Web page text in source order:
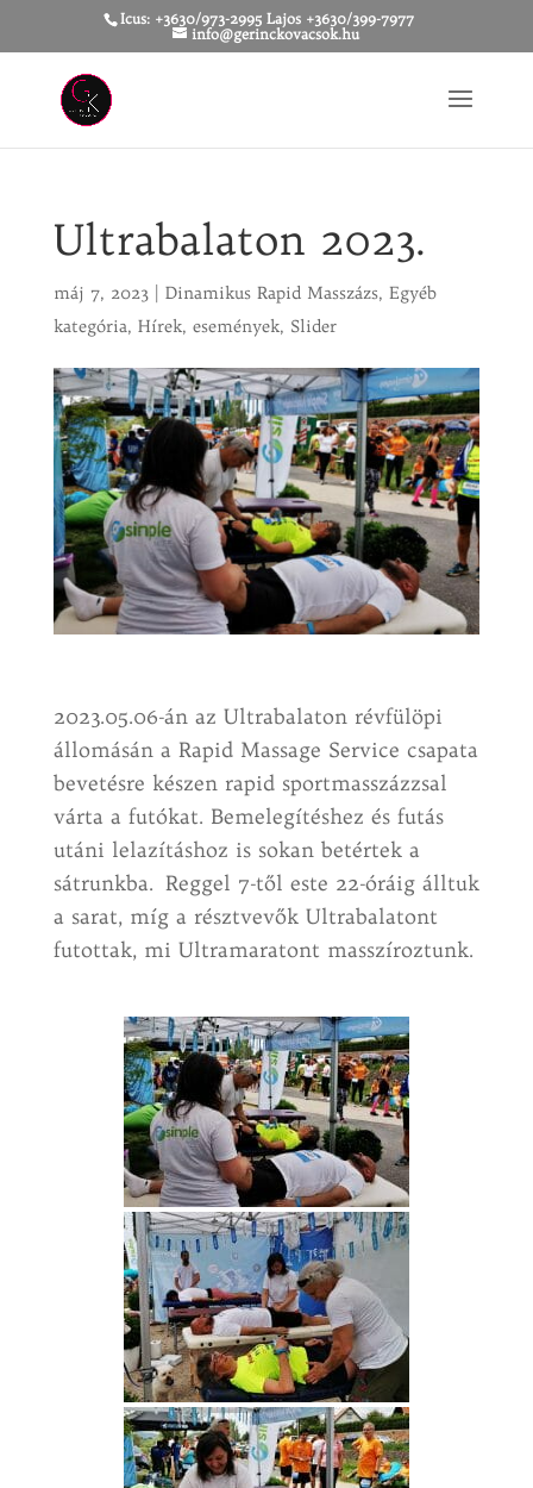
Icus: +3630/973-2995 Lajos +3630/399-7977
info@gerinckovacsok.hu
Ultrabalaton 2023.
máj 7, 2023| Dinamikus Rapid Masszázs, Egyéb
kategória, Hírek, események, Slider
2023.05.06-án az Ultrabalaton révfülöpi
állomásán a Rapid Massage Service csapata
bevetésre készen rapid sportmasszázzsal
várta a futókat. Bemelegítéshez és futás
utáni lelazításhoz is sokan betértek a
sátrunkba. Reggel 7-től este 22-óráig álltuk
a sarat, míg a résztvevők Ultrabalatont
futottak, mi Ultramaratont masszíroztunk.